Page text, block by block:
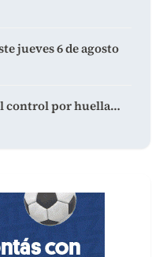
jueves 6 de agosto
control por huella…